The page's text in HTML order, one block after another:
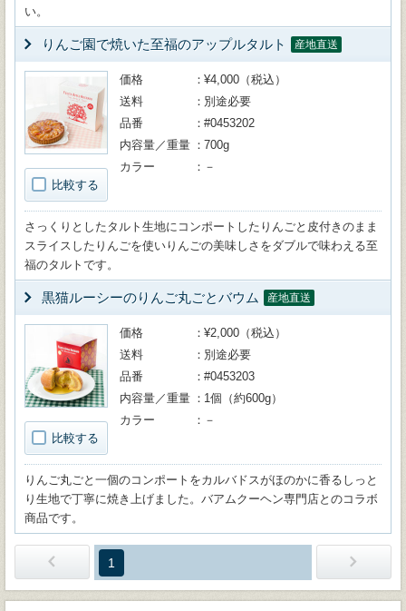
い。
りんご園で焼いた至福のアップルタルト 産地直送
比較する
価格
¥4,000（税込）
送料
別途必要
品番
#0453202
内容量／重量
700g
カラー
－
さっくりとしたタルト生地にコンポートしたりんごと皮付きのまま
スライスしたりんごを使いりんごの美味しさをダブルで味わえる至
福のタルトです。
黒猫ルーシーのりんご丸ごとバウム 産地直送
比較する
価格
¥2,000（税込）
送料
別途必要
品番
#0453203
内容量／重量
1個（約600g）
カラー
－
りんご丸ごと一個のコンポートをカルバドスがほのかに香るしっと
り生地で丁寧に焼き上げました。バアムクーヘン専門店とのコラボ
商品です。
1